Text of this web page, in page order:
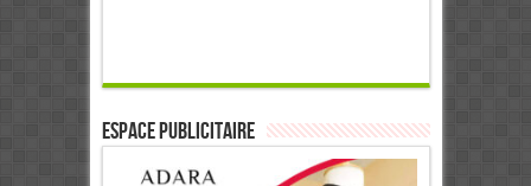
ESPACE PUBLICITAIRE